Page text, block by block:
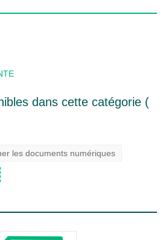
dans cette catégorie (
les documents numériques